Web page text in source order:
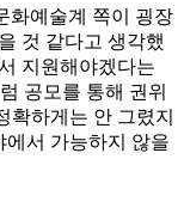
화예술계 쪽이 굉장
것 같다고 생각했
지원해야겠다는
공모를 통해 권위
확하게는 안 그렸지
에서 가능하지 않을